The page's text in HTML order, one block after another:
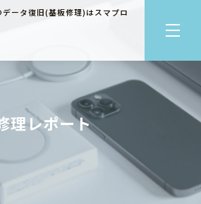
ータ復旧(基板修理)はスマプロ
理レポート